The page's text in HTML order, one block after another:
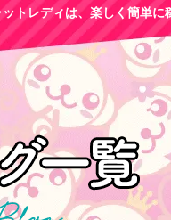
トレディは、楽しく簡単に